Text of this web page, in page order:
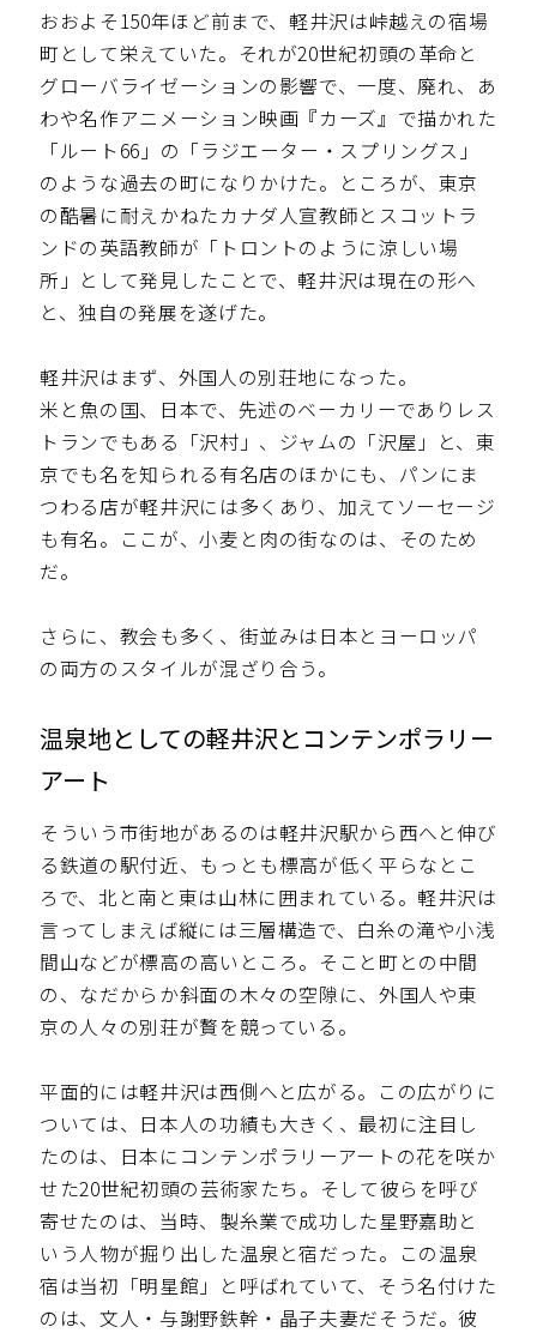
おおよそ150年ほど前まで、軽井沢は峠越えの宿場
町として栄えていた。それが20世紀初頭の革命と
グローバライゼーションの影響で、一度、廃れ、あ
わや名作アニメーション映画『カーズ』で描かれた
「ルート66」の「ラジエーター・スプリングス」
のような過去の町になりかけた。ところが、東京
の酷暑に耐えかねたカナダ人宣教師とスコットラ
ンドの英語教師が「トロントのように涼しい場
所」として発見したことで、軽井沢は現在の形へ
と、独自の発展を遂げた。
軽井沢はまず、外国人の別荘地になった。
米と魚の国、日本で、先述のベーカリーでありレス
トランでもある「沢村」、ジャムの「沢屋」と、東
京でも名を知られる有名店のほかにも、パンにま
つわる店が軽井沢には多くあり、加えてソーセージ
も有名。ここが、小麦と肉の街なのは、そのため
だ。
さらに、教会も多く、街並みは日本とヨーロッパ
の両方のスタイルが混ざり合う。
温泉地としての軽井沢とコンテンポラリー
アート
そういう市街地があるのは軽井沢駅から西へと伸び
る鉄道の駅付近、もっとも標高が低く平らなとこ
ろで、北と南と東は山林に囲まれている。軽井沢は
言ってしまえば縦には三層構造で、白糸の滝や小浅
間山などが標高の高いところ。そこと町との中間
の、なだからか斜面の木々の空隙に、外国人や東
京の人々の別荘が贅を競っている。
平面的には軽井沢は西側へと広がる。この広がりに
ついては、日本人の功績も大きく、最初に注目し
たのは、日本にコンテンポラリーアートの花を咲か
せた20世紀初頭の芸術家たち。そして彼らを呼び
寄せたのは、当時、製糸業で成功した星野嘉助と
いう人物が掘り出した温泉と宿だった。この温泉
宿は当初「明星館」と呼ばれていて、そう名付けた
のは、文人・与謝野鉄幹・晶子夫妻だそうだ。彼